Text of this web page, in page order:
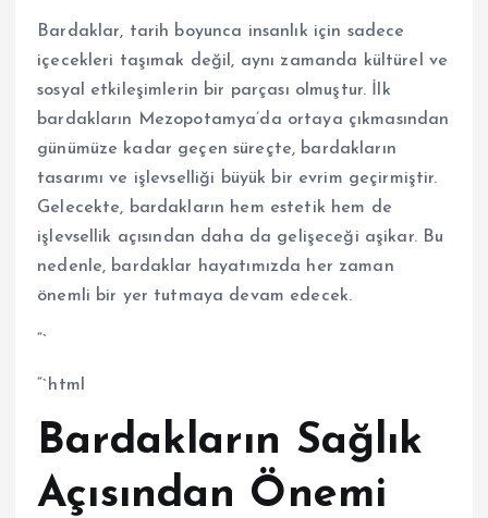
Bardaklar, tarih boyunca insanlık için sadece
içecekleri taşımak değil, aynı zamanda kültürel ve
sosyal etkileşimlerin bir parçası olmuştur. İlk
bardakların Mezopotamya’da ortaya çıkmasından
günümüze kadar geçen süreçte, bardakların
tasarımı ve işlevselliği büyük bir evrim geçirmiştir.
Gelecekte, bardakların hem estetik hem de
işlevsellik açısından daha da gelişeceği aşikar. Bu
nedenle, bardaklar hayatımızda her zaman
önemli bir yer tutmaya devam edecek.
“`
“`html
Bardakların Sağlık
Açısından Önemi